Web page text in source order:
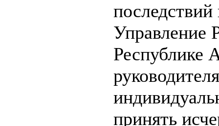
последствий
Управление
Республике
принять